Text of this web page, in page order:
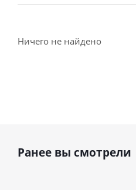
Ничего не найдено
Ранее вы смотрели